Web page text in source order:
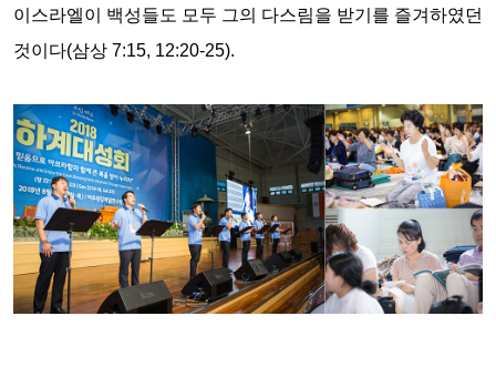
이스라엘이 백성들도 모두 그의 다스림을 받기를 즐겨하였던
것이다(삼상 7:15, 12:20-25).